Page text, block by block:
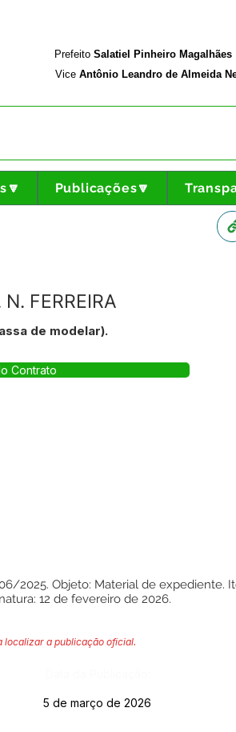
Prefeito Salatiel Pinheiro Magalhães
Vice Antônio Leandro de Almeida
Publicações🔽
FERREIRA
de modelar).
Contrato
2025. Objeto: Material de expediente.
12 de fevereiro de 2026.
localizar a publicação oficial.
5 de março de 2026